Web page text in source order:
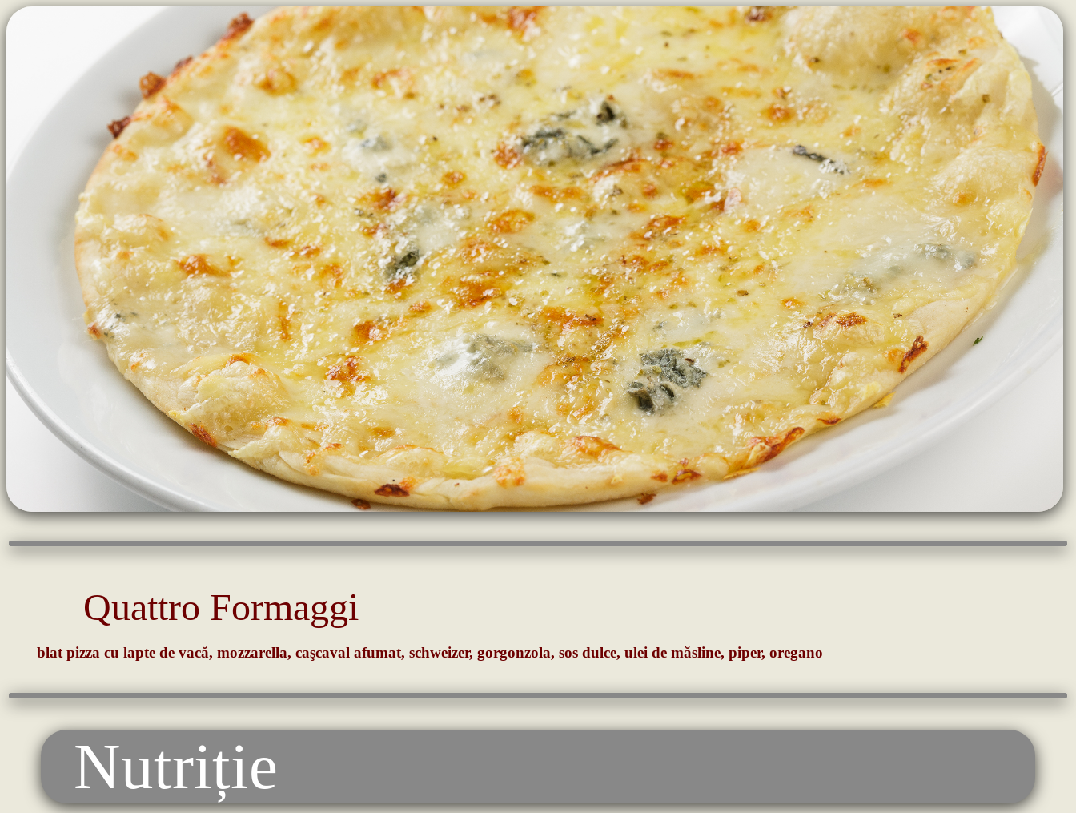
Quattro Formaggi
blat pizza cu lapte de vacă, mozzarella, caşcaval afumat, schweizer, gorgonzola, sos dulce, ulei de măsline, piper, oregano
Nutriție